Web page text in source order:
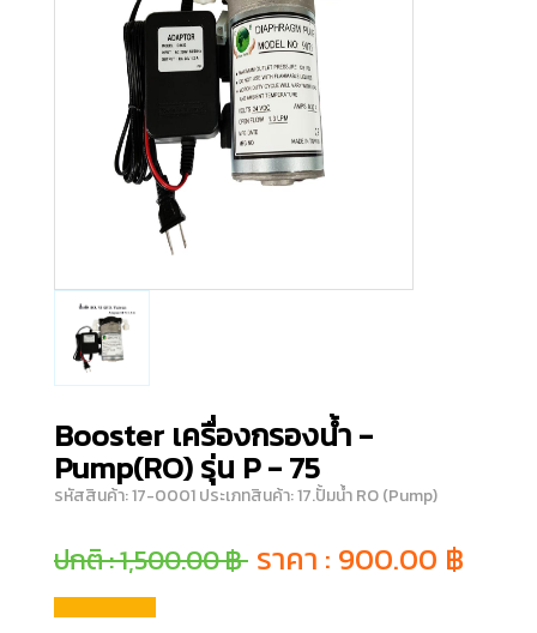
Booster เครื่องกรองน้ำ -
Pump(RO) รุ่น P - 75
รหัสสินค้า: 17-0001ประเภทสินค้า: 17.ปั้มน้ำ RO (Pump)
ปกติ : 1,500.00 ฿ ราคา : 900.00 ฿